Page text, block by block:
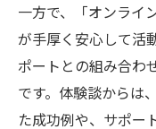
一方で、「オンライ
が手厚く安心して活
ポートとの組み合わ
です。体験談からは
た成功例や、サポー